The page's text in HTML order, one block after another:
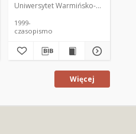
Uniwersytet Warmińsko-Mazurski
1999-
czasopismo
Więcej